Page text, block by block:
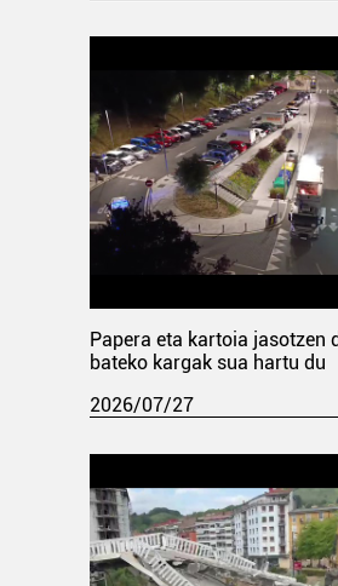
Papera eta kartoia jasotzen
bateko kargak sua hartu du
2026/07/27